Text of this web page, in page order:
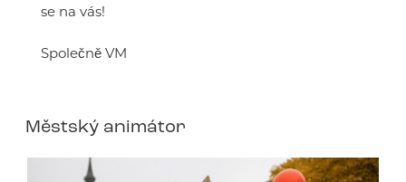
se na vás!
Společně VM
Městský animátor